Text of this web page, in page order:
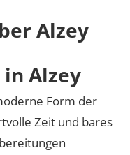
Alzey
Alzey
Form der
Zeit und bares